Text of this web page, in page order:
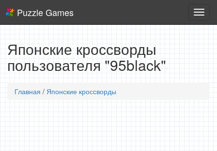
игры
Puzzle Games
Японские кроссворды
пользователя "95black"
Главная / Японские кроссворды